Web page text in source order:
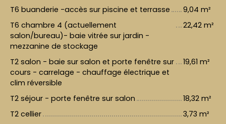
T6 buanderie -accès sur piscine et terrasse
9,04 m²
T6 chambre 4 (actuellement
salon/bureau)- baie vitrée sur jardin -
mezzanine de stockage
22,42 m²
T2 salon - baie sur salon et porte fenêtre sur
cours - carrelage - chauffage électrique et
clim réversible
19,61 m²
T2 séjour - porte fenêtre sur salon
18,32 m²
T2 cellier
3,73 m²